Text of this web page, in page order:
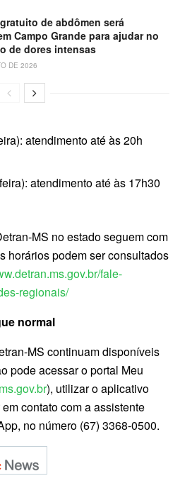
de abdômen será
Campo Grande para ajudar no
de dores intensas
DE 2026
atendimento até às 20h
atendimento até às 17h30
MS no estado seguem com
horários podem ser consultados
fale-
regionais/
normal
MS continuam disponíveis
pode acessar o portal Meu
), utilizar o aplicativo
contato com a assistente
no número (67) 3368-0500.